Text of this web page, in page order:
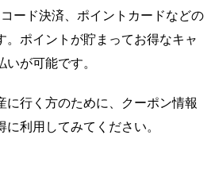
ード決済、ポイントカードなどの
。ポイントが貯まってお得なキャ
が可能です。
に行く方のために、クーポン情報
利用してみてください。